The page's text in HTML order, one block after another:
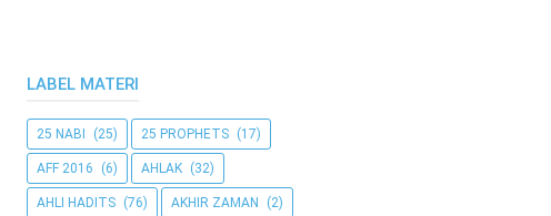
LABEL MATERI
25 NABI (25) 25 PROPHETS (17)
AFF 2016 (6) AHLAK (32)
AHLI HADITS (76) AKHIR ZAMAN (2)